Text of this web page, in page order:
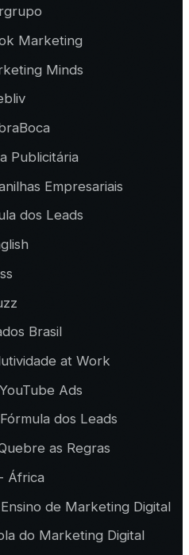
Marketing
Minds
Publicitária
Empresariais
dos Leads
Brasil
at Work
Ads
dos Leads
as Regras
África
de Marketing Digital
do Marketing Digital